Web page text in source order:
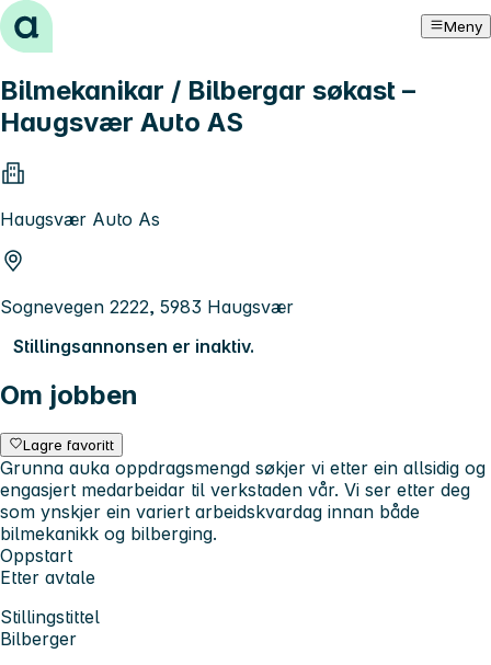
Hopp til innhold Meny
Bilmekanikar / Bilbergar søkast –
Haugsvær Auto AS
Haugsvær Auto As
Sognevegen 2222, 5983 Haugsvær
Stillingsannonsen er inaktiv.
Om jobben
Lagre favoritt
Grunna auka oppdragsmengd søkjer vi etter ein allsidig og
engasjert medarbeidar til verkstaden vår. Vi ser etter deg
som ynskjer ein variert arbeidskvardag innan både
bilmekanikk og bilberging.
Oppstart
Etter avtale
Stillingstittel
Bilberger